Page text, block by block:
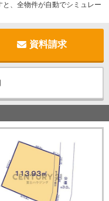
、全物件が自動でシミュレー
資料請求